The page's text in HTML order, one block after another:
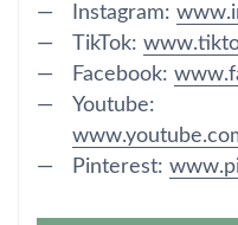
Instagram:
TikTok:
Facebook:
Youtube:
Pinterest: